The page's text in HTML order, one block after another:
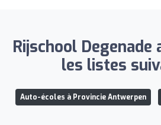
Rijschool Degenade
les listes
Auto-écoles à Provincie Antwerpen